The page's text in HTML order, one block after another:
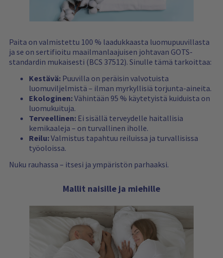
Paita on valmistettu 100 % laadukkaasta luomupuuvillasta
ja se on sertifioitu maailmanlaajuisen johtavan GOTS-
standardin mukaisesti (BCS 37512). Sinulle tämä tarkoittaa:
Kestävä: Puuvilla on peräisin valvotuista
luomuviljelmistä – ilman myrkyllisiä torjunta-aineita.
Ekologinen:Vähintään 95 % käytetyistä kuiduista on
luomukuituja.
Terveellinen: Ei sisällä terveydelle haitallisia
kemikaaleja – on turvallinen iholle.
Reilu:Valmistus tapahtuu reiluissa ja turvallisissa
työoloissa.
Nuku rauhassa – itsesi ja ympäristön parhaaksi.
Mallit naisille ja miehille